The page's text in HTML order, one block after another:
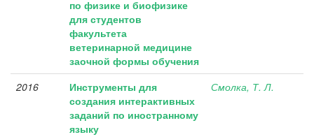
по физике и биофизике
для студентов
факультета
ветеринарной медицине
заочной формы обучения
2016
Инструменты для
создания интерактивных
заданий по иностранному
языку
Смолка, Т. Л.